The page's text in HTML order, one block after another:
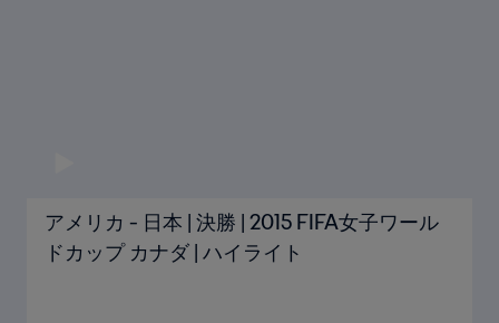
アメリカ - 日本 | 決勝 | 2015 FIFA女子ワール
ドカップ カナダ | ハイライト